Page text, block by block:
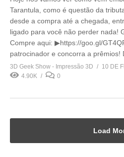
Tarantula, como é questão da
desde a compra até a chegada,
ligado para você não perder nada!
Compre aqui: ▶https://goo.gl/
patrocinador e concorra a
3D Geek Show - Impressão 3D
10 DE
4.90K
0
Load